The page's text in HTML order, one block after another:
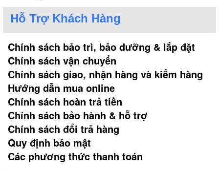
Hỗ Trợ Khách Hàng
Chính sách bảo trì, bảo dưỡng & lắp đặt
Chính sách vận chuyển
Chính sách giao, nhận hàng và kiểm hàng
Hướng dẫn mua online
Chính sách hoàn trả tiền
Chính sách bảo hành & hỗ trợ
Chính sách đổi trả hàng
Quy định bảo mật
Các phương thức thanh toán